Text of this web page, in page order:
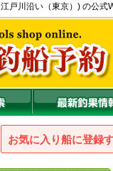
戸川沿い（東京）) の公
お気に入り船に登録